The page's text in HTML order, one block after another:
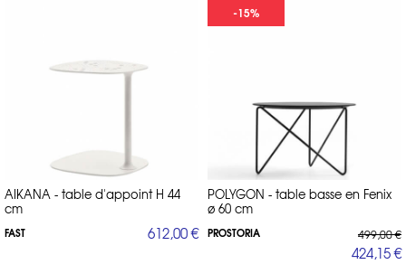
AIKANA - table d'appoint H 44
cm
FAST 612,00 €
-15%
POLYGON - table basse en Fenix
ø 60 cm
PROSTORIA 499,00 €
424,15 €